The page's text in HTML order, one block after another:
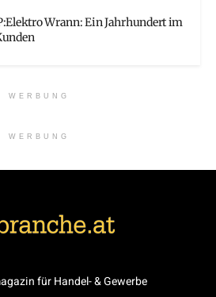
Wrann: Ein Jahrhundert im
WERBUNG
WERBUNG
für Handel- & Gewerbe